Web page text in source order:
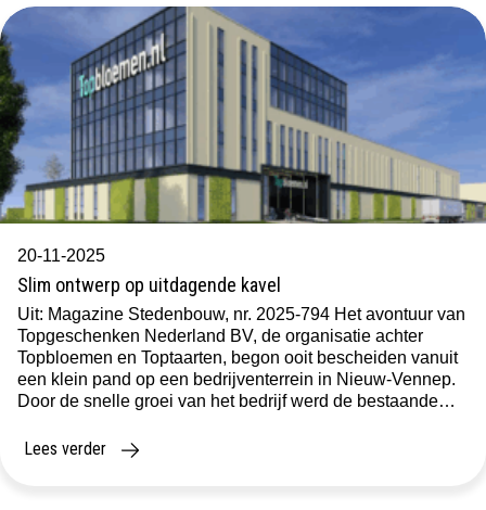
20-11-2025
Slim ontwerp op uitdagende kavel
Uit: Magazine Stedenbouw, nr. 2025-794 Het avontuur van
Topgeschenken Nederland BV, de organisatie achter
Topbloemen en Toptaarten, begon ooit bescheiden vanuit
een klein pand op een bedrijventerrein in Nieuw-Vennep.
Door de snelle groei van het bedrijf werd de bestaande
een nieuwe plek leidde tot een bijzondere […]
Lees verder